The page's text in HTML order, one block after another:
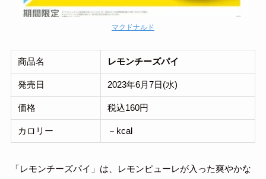
マクドナルド
商品名 レモンチーズパイ
発売日 2023年6月7日(水)
価格 税込160円
カロリー －kcal
「レモンチーズパイ」は、レモンピューレが入った爽やかな